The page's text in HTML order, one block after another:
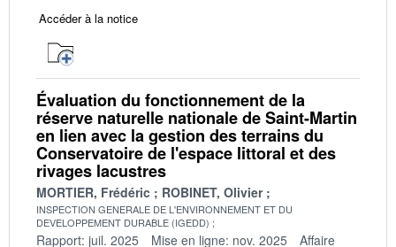
Accéder à la notice
Évaluation du fonctionnement de la
réserve naturelle nationale de Saint-Martin
en lien avec la gestion des terrains du
Conservatoire de l'espace littoral et des
rivages lacustres
MORTIER, Frédéric ROBINET, Olivier
INSPECTION GENERALE DE L'ENVIRONNEMENT ET DU
DEVELOPPEMENT DURABLE (IGEDD)
Rapport: juil. 2025 Mise en ligne: nov. 2025
Affaire